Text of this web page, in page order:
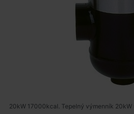
20kW 17000kcal. Tepelný výmenník